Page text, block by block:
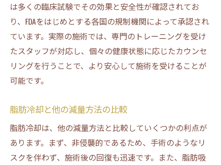
安全な脂肪冷却施術のために知っておくべきこ
と
安全な施術を受けるための基本情報
脂肪冷却の施術前準備と注意点
脂肪冷却を受ける際のリスク管理
脂肪冷却施術の選び方と注意点
脂肪冷却の施術過程で確認すべき安全ポイント
施術前の安全性確認チェックリスト
は多くの臨床試験でその効果と安全性が確認されてお
り、FDAをはじめとする各国の規制機関によって承認され
ています。実際の施術では、専門のトレーニングを受け
たスタッフが対応し、個々の健康状態に応じたカウンセ
リングを行うことで、より安心して施術を受けることが
可能です。
脂肪冷却と他の減量方法の比較
脂肪冷却は、他の減量方法と比較していくつかの利点が
あります。まず、非侵襲的であるため、手術のようなリ
スクを伴わず、施術後の回復も迅速です。また、脂肪吸